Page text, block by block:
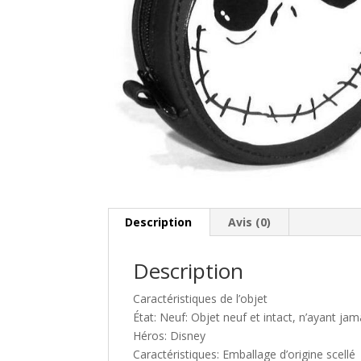
Description Avis (0)
Description
Caractéristiques de l’objet
État: Neuf: Objet neuf et intact, n’ayant
Héros: Disney
Caractéristiques: Emballage d’origine scellé